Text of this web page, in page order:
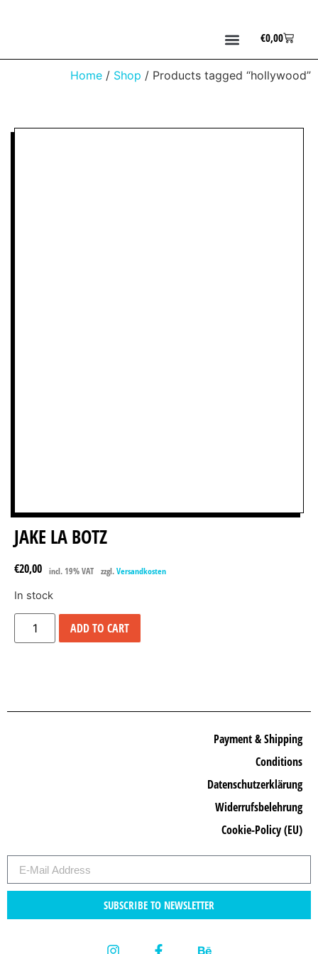
€0,00
Home / Shop / Products tagged “hollywood”
JAKE LA BOTZ
€20,00 incl. 19% VAT zzgl. Versandkosten
In stock
ADD TO CART
SUBSCRIBE TO NEWSLETTER
Payment & Shipping
Conditions
Datenschutzerklärung
Widerrufsbelehrung
Cookie-Policy (EU)